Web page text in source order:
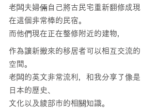
老闆夫婦倆自己將古民宅重新翻修成現
在這個非常棒的民宿。
而他們現在正在整修附近的建物，
作為讓新搬來的移居者可以相互交流的
空間。
老闆的英文非常流利，和我分享了像是
日本的歷史、
文化以及綾部市的相關知識。